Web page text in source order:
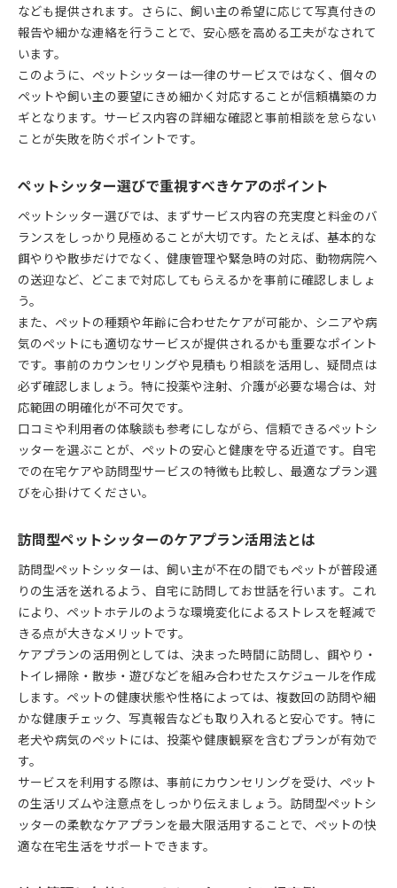
ペットシッター利用時の医療ケアプラン提案
ペットシッター選びで重視する医療対応力
なども提供されます。さらに、飼い主の希望に応じて写真付きの
報告や細かな連絡を行うことで、安心感を高める工夫がなされて
います。
このように、ペットシッターは一律のサービスではなく、個々の
ペットや飼い主の要望にきめ細かく対応することが信頼構築のカ
ギとなります。サービス内容の詳細な確認と事前相談を怠らない
ことが失敗を防ぐポイントです。
ペットシッター選びで重視すべきケアのポイント
ペットシッター選びでは、まずサービス内容の充実度と料金のバ
ランスをしっかり見極めることが大切です。たとえば、基本的な
餌やりや散歩だけでなく、健康管理や緊急時の対応、動物病院へ
の送迎など、どこまで対応してもらえるかを事前に確認しましょ
う。
また、ペットの種類や年齢に合わせたケアが可能か、シニアや病
気のペットにも適切なサービスが提供されるかも重要なポイント
です。事前のカウンセリングや見積もり相談を活用し、疑問点は
必ず確認しましょう。特に投薬や注射、介護が必要な場合は、対
応範囲の明確化が不可欠です。
口コミや利用者の体験談も参考にしながら、信頼できるペットシ
ッターを選ぶことが、ペットの安心と健康を守る近道です。自宅
での在宅ケアや訪問型サービスの特徴も比較し、最適なプラン選
びを心掛けてください。
訪問型ペットシッターのケアプラン活用法とは
訪問型ペットシッターは、飼い主が不在の間でもペットが普段通
りの生活を送れるよう、自宅に訪問してお世話を行います。これ
により、ペットホテルのような環境変化によるストレスを軽減で
きる点が大きなメリットです。
ケアプランの活用例としては、決まった時間に訪問し、餌やり・
トイレ掃除・散歩・遊びなどを組み合わせたスケジュールを作成
します。ペットの健康状態や性格によっては、複数回の訪問や細
かな健康チェック、写真報告なども取り入れると安心です。特に
老犬や病気のペットには、投薬や健康観察を含むプランが有効で
す。
サービスを利用する際は、事前にカウンセリングを受け、ペット
の生活リズムや注意点をしっかり伝えましょう。訪問型ペットシ
ッターの柔軟なケアプランを最大限活用することで、ペットの快
適な在宅生活をサポートできます。